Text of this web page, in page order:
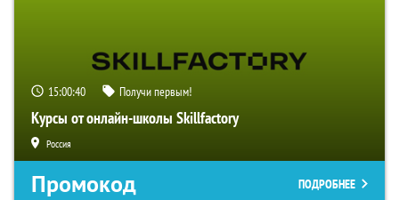
15:00:39 Получи первым!
Курсы от онлайн-школы Skillfactory
Россия
Промокод ПОДРОБНЕЕ